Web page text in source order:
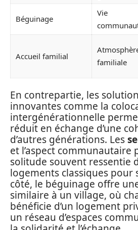
Béguinage
Vie
Accueil familial
familiale
En contrepartie, les
innovantes comme la
intergénérationnelle
réduit en échange d’une
d’autres générations. Les
et l’aspect communautaire
solitude souvent ressentie
logements classiques pour
côté, le béguinage offre
similaire à un village, où
bénéficie d’un logement
un réseau d’espaces